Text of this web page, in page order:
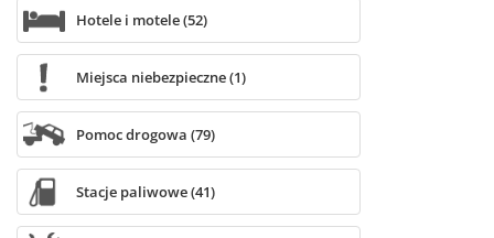
Hotele i motele (52)
Miejsca niebezpieczne (1)
Pomoc drogowa (79)
Stacje paliwowe (41)